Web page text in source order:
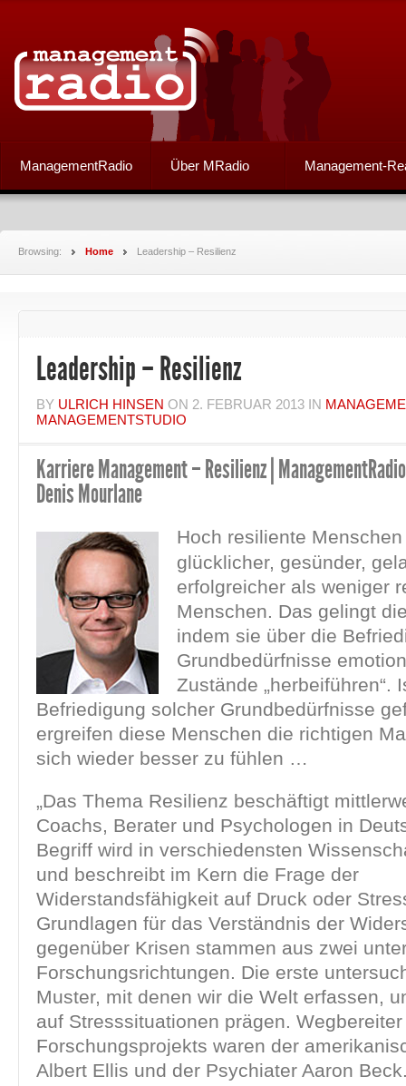
ManagementRadio Über MRadio Management-
Browsing: Home Leadership – Resilienz
Leadership – Resilienz
BY ULRICH HINSEN ON 2. FEBRUAR 2013 IN
MANAGEMENTSTUDIO
Karriere Management – Resilienz |
Denis Mourlane
Hoch resiliente
glücklicher, gesünder,
erfolgreicher als weniger
Menschen. Das gelingt
indem sie über die
Grundbedürfnisse
Zustände „herbeiführen“.
Befriedigung solcher Grundbedürfnisse
ergreifen diese Menschen die richtigen
sich wieder besser zu fühlen …
„Das Thema Resilienz beschäftigt
Coachs, Berater und Psychologen in
Begriff wird in verschiedensten
und beschreibt im Kern die Frage der
Widerstandsfähigkeit auf Druck oder
Grundlagen für das Verständnis der
gegenüber Krisen stammen aus zwei
Forschungsrichtungen. Die erste
Muster, mit denen wir die Welt erfassen,
auf Stresssituationen prägen.
Forschungsprojekts waren der
Albert Ellis und der Psychiater Aaron